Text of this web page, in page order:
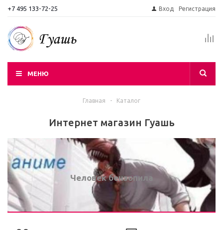
+7 495 133-72-25 Вход Регистрация
МЕНЮ
Главная - Каталог
Интернет магазин Гуашь
Человек бензопила